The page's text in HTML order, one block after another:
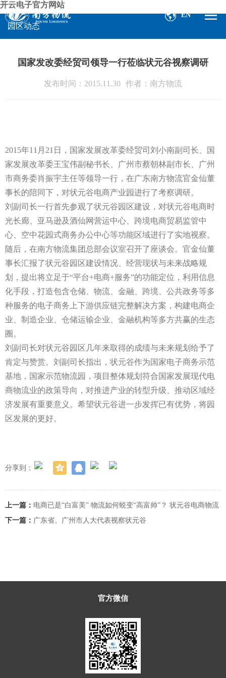
开云电子官方网站
EN
园区动态
国家发改委经贸司领导一行莅临状元谷视察调研
发布时间：2015.11.30 作者：南方物流
2015年11月21日，国家发展改革委经贸司刘小南副司长、国
家发展改革委王宝伟副秘书长、广州市蔡朝林副市长、广州
市商务委肖振宇主任等领导一行，在广东南方物流官金仙董
事长的陪同下，对状元谷电商产业园进行了考察调研。
刘副司长一行首先参观了状元谷园区建设，对状元谷电商时
光长廊、亚马逊及酒仙网营运中心、跨境电商贸易监管中
心、空中花园式商务办公中心等功能区域进行了实地视察。
随后，在南方物流集团总部会议室召开了座谈会。官金仙董
事长汇报了状元谷园区建设情况、经营现状与未来战略规
划，提出将立足于“平台+电商+服务”的功能定位，利用信息
化手段，打造包含仓储、物流、金融、跨境、公共政务等多
种服务的电子商务上下游供应链完整解决方案，构建电商企
业、制造企业、仓储运输企业、金融机构等多方共赢的生态
圈。
刘副司长对状元谷园区几年来取得的成绩与未来规划给予了
肯定与赞赏。刘副司长指出，状元谷作为国家电子商务示范
基地，国家示范物流园，项目整体规划符合国家发展现代电
商物流业的政策导向，对推进产业的转型升级、推动区域经
济发展有重要意义。希望状元谷进一步发挥已有优势，将园
区发展的更好。
分享到：
上一篇： 电商已是“白富美” 物流如何蜕变“高富帅”？ 状元谷电商物流
园现身说法
下一篇： 广东省、广州市人大代表视察状元谷
官方微信